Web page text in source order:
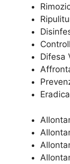
Difesa